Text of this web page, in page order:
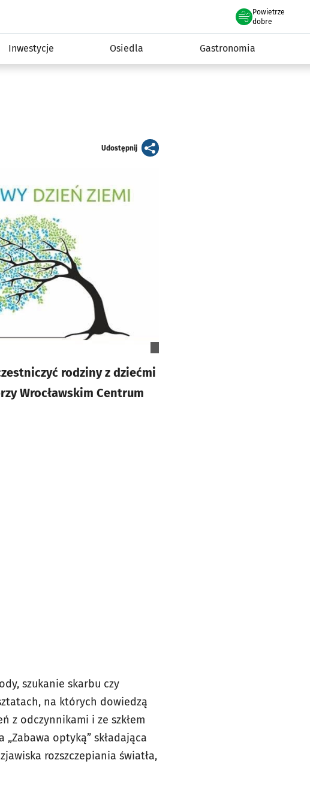
Dla mieszkańca
Powietrze
we Wrocławiu
dobre
Inwestycje Osiedla Gastronomia
Udostępnijartykuł
rodziny z dziećmi
Wrocławskim Centrum
szukanie skarbu czy
na których dowiedzą
z odczynnikami i ze szkłem
optyką” składająca
rozszczepiania światła,